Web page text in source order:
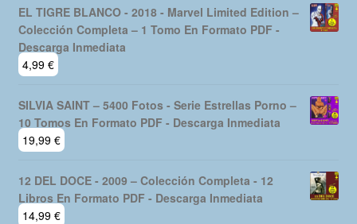
EL TIGRE BLANCO - 2018 - Marvel Limited Edition –
Colección Completa – 1 Tomo En Formato PDF -
Descarga Inmediata
4,99 €
SILVIA SAINT – 5400 Fotos - Serie Estrellas Porno –
10 Tomos En Formato PDF - Descarga Inmediata
19,99 €
12 DEL DOCE - 2009 – Colección Completa - 12
Libros En Formato PDF - Descarga Inmediata
14,99 €